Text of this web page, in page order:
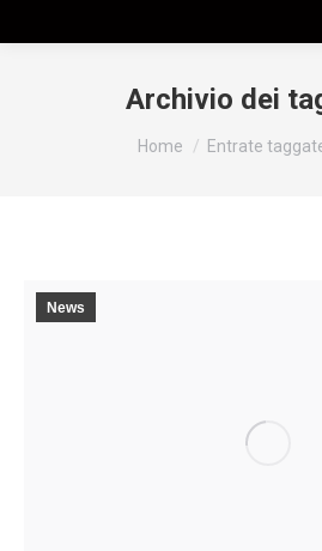
Archivio dei
Tu sei qui:
Home Entrate
News